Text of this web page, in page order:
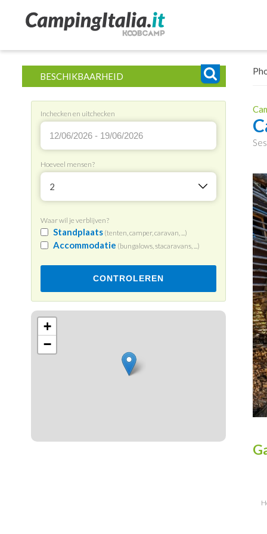
BESCHIKBAARHEID
Inchecken en uitchecken
Hoeveel mensen?
2
Waar wil je verblijven?
Standplaats(tenten, camper, caravan, ...)
Accommodatie (bungalows, stacaravans, ...)
CONTROLEREN
+
−